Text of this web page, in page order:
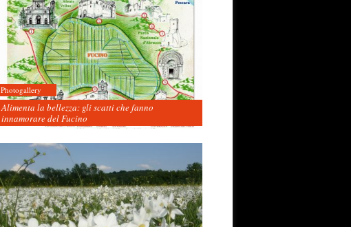
Photogallery
Alimenta la bellezza: gli scatti che fanno
innamorare del Fucino